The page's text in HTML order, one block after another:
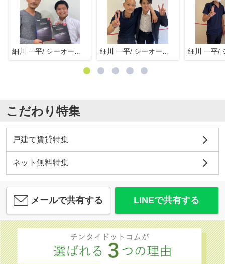
こだわり特集
戸建て賃貸特集
ネット無料特集
メールで共有する LINEで共有する